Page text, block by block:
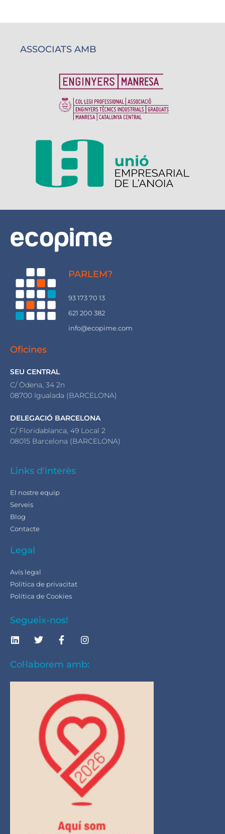
ASSOCIATS AMB
PARLEM?
93 173 70 13
621 200 382
info@ecopime.com
Oficines
SEU CENTRAL
C/ Òdena, 34 2n
08700 Igualada (BARCELONA)
DELEGACIÓ BARCELONA
C/ Floridablanca, 49 Local 2
08015 Barcelona (BARCELONA)
Links d'interès
El nostre equip
Serveis
Blog
Contacte
Legal
Avís legal
Política de privacitat
Política de Cookies
Segueix-nos!
Col·laborem amb: